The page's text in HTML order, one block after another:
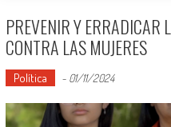
PREVENIR Y ERRADICAR
CONTRA LAS MUJERES
Política - 01/11/2024